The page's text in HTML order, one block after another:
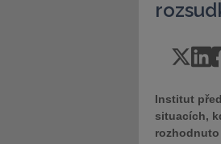
Institut
situacích,